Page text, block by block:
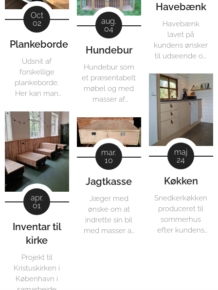
Oct
02
Plankeborde
Udsnit af
forskellige
plankeborde.
Her kan man
og udseende,
som man
ønsker.
aug.
04
Hundebur
Hundebur som
et præsentabelt
møbel og med
masser af
Havebænk
Havebænk
lavet på
kundens ønsker
til udseende og
apr.
01
Inventar til
kirke
Projekt til
Kristuskirken i
København i
mar.
10
Jagtkasse
Jæger med
ønske om at
indrette sin bil
med masser af
maj
24
Køkken
Snedkerkøkken
produceret til
sommerhus
efter kundens